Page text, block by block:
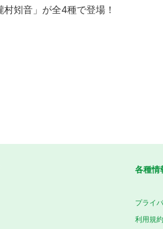
矧音」が全4種で登場！
各種情
プライ
利用規約